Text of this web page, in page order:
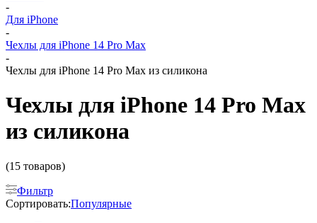
-
Для iPhone
-
Чехлы для iPhone 14 Pro Max
-
Чехлы для iPhone 14 Pro Max из силикона
Чехлы для iPhone 14 Pro Max
из силикона
(15 товаров)
Фильтр
Сортировать:Популярные